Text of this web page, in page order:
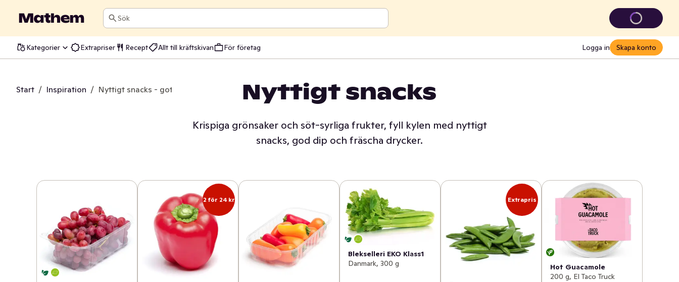
Sök
Kategorier Extrapriser Recept Allt till kräftskivan För företag Logga in Skapa konto
Start / Inspiration / Nyttigt snacks - gotta till det med härliga grönsaker!Nyttigt snacks
Krispiga grönsaker och söt-syrliga frukter, fyll kylen med nyttigt
snacks, god dip och fräscha drycker.
2 för 24 kr
Blekselleri EKO Klass1
Danmark, 300 g
Extrapris
Hot Guacamole
200 g, El Taco Truck